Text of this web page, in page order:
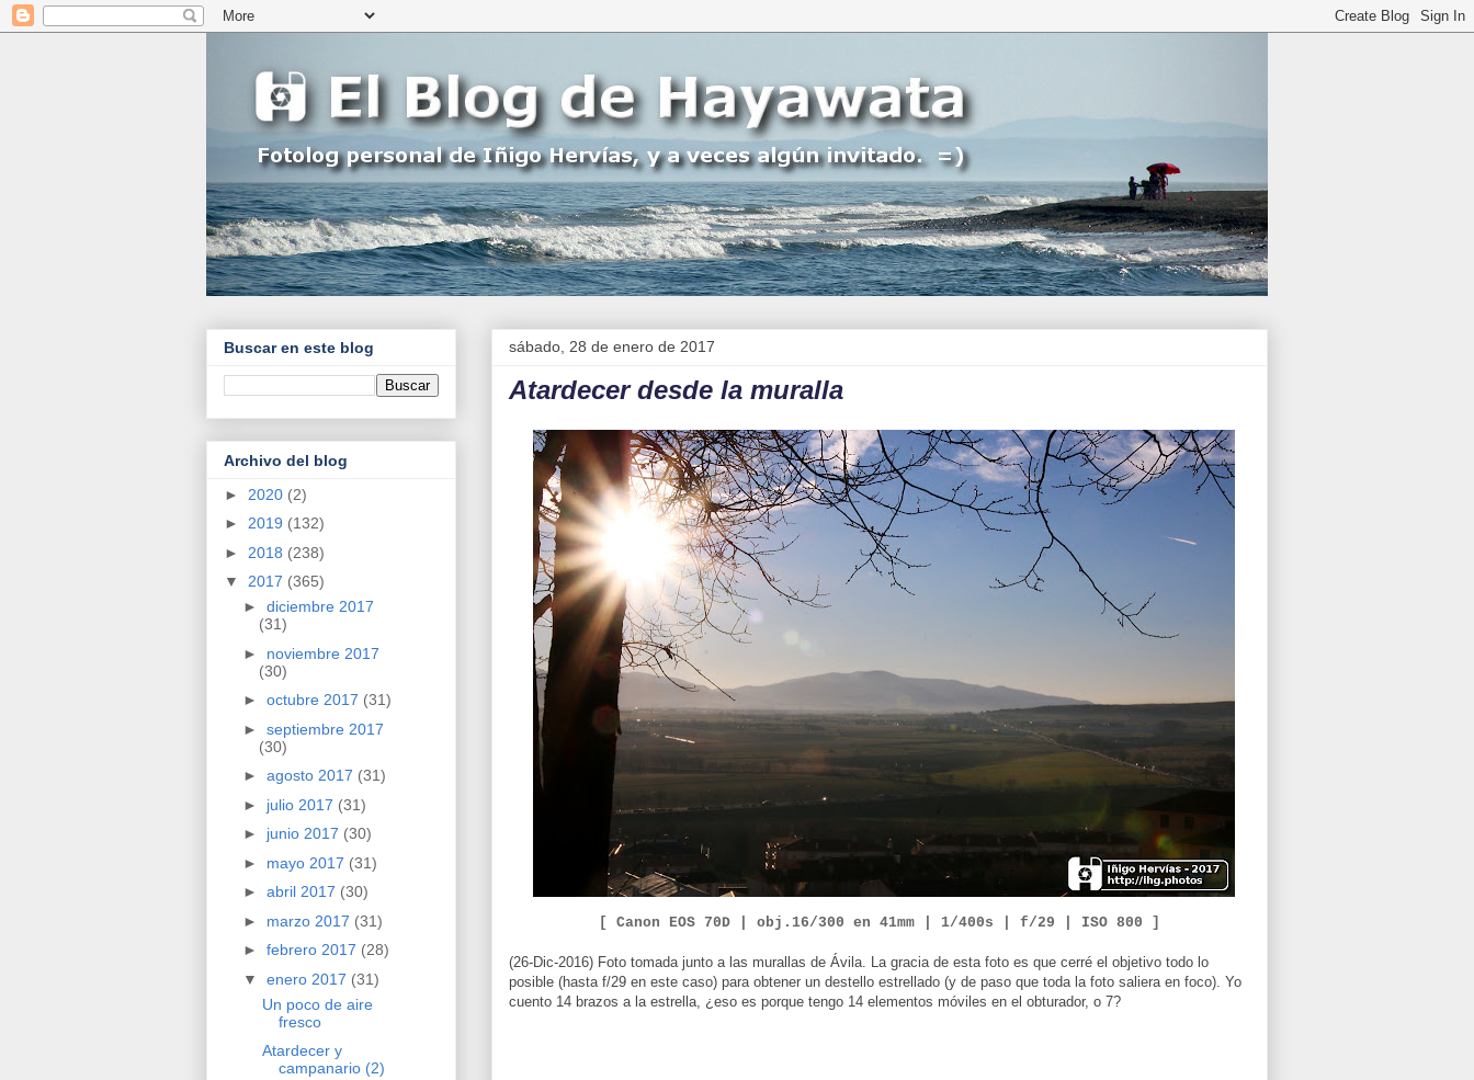
sábado, 28 de enero de 2017
Atardecer desde la muralla
[ Canon EOS 70D | obj. 16/300 en 41mm | 1/400s | f/29 ISO 800 ]
(26-Dic-2016) Foto tomada junto a las murallas de Ávila. La gracia de esta foto es que cerré el objetivo todo lo
posible (hasta f/29 en este caso) para obtener un destello estrellado (y de paso que toda la foto saliera en foco). Yo
cuento 14 brazos a la estrella, ¿eso es porque tengo 14 elementos móviles en el obturador, o 7?
Buscar en este blog
Archivo del blog
► 2020 (2)
► 2019 (132)
► 2018 (238)
▼ 2017 (365)
► diciembre 2017
(31)
► noviembre 2017
(30)
► octubre 2017 (31)
► septiembre 2017
(30)
► agosto 2017 (31)
► julio 2017 (31)
► junio 2017 (30)
► mayo 2017 (31)
► abril 2017 (30)
► marzo 2017 (31)
► febrero 2017 (28)
▼ enero 2017 (31)
Un poco de aire
fresco
Atardecer y
campanario (2)